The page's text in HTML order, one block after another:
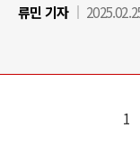
류민 기자
1